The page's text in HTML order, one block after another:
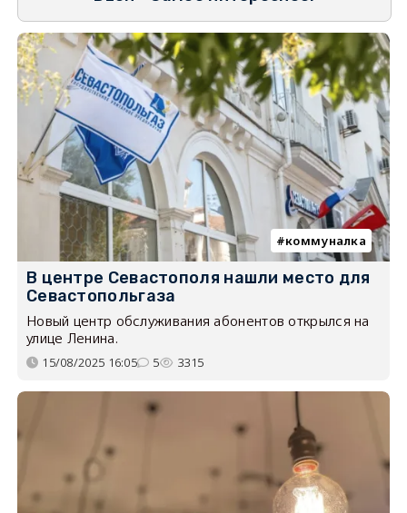
коммуналка
В центре Севастополя нашли место для
Севастопольгаза
Новый центр обслуживания абонентов открылся на
улице Ленина.
15/08/2025 16:05 5 3315